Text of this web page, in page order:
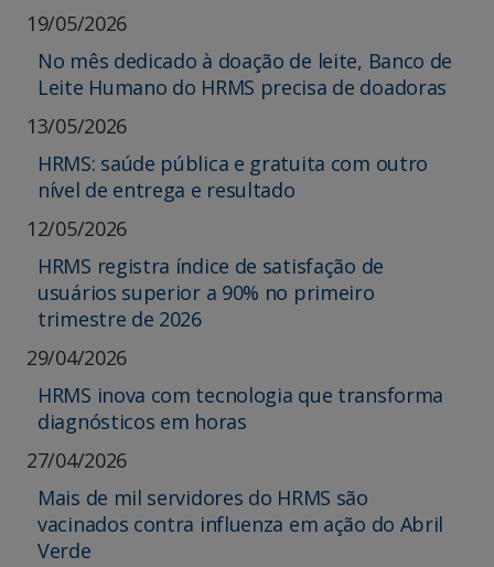
19/05/2026
No mês dedicado à doação de leite, Banco de
Leite Humano do HRMS precisa de doadoras
13/05/2026
HRMS: saúde pública e gratuita com outro
nível de entrega e resultado
12/05/2026
HRMS registra índice de satisfação de
usuários superior a 90% no primeiro
trimestre de 2026
29/04/2026
HRMS inova com tecnologia que transforma
diagnósticos em horas
27/04/2026
Mais de mil servidores do HRMS são
vacinados contra influenza em ação do Abril
Verde